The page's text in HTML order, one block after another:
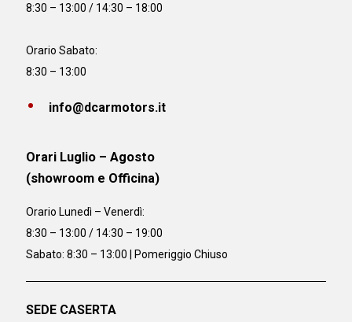
8:30 – 13:00 / 14:30 – 18:00
Orario Sabato:
8:30 – 13:00
info@dcarmotors.it
Orari Luglio – Agosto
(showroom e Officina)
Orario Lunedì – Venerdì:
8:30 – 13:00 / 14:30 – 19:00
Sabato: 8:30 – 13:00 | Pomeriggio Chiuso
SEDE CASERTA